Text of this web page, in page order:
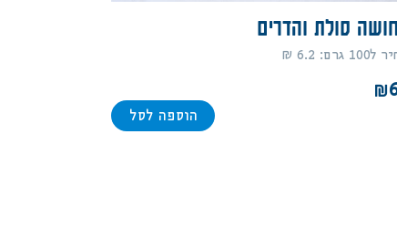
סולת והדרים
גרם: 6.2 ₪
הוספה לסל